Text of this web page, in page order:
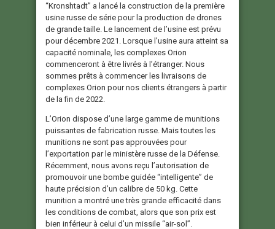
“Kronshtadt” a lancé la construction de la première
usine russe de série pour la production de drones
de grande taille. Le lancement de l’usine est prévu
pour décembre 2021. Lorsque l’usine aura atteint sa
capacité nominale, les complexes Orion
commenceront à être livrés à l’étranger. Nous
sommes prêts à commencer les livraisons de
complexes Orion pour nos clients étrangers à partir
de la fin de 2022.
L’Orion dispose d’une large gamme de munitions
puissantes de fabrication russe. Mais toutes les
munitions ne sont pas approuvées pour
l’exportation par le ministère russe de la Défense.
Récemment, nous avons reçu l’autorisation de
promouvoir une bombe guidée “intelligente” de
haute précision d’un calibre de 50 kg. Cette
munition a montré une très grande efficacité dans
les conditions de combat, alors que son prix est
bien inférieur à celui d’un missile “air-sol”.